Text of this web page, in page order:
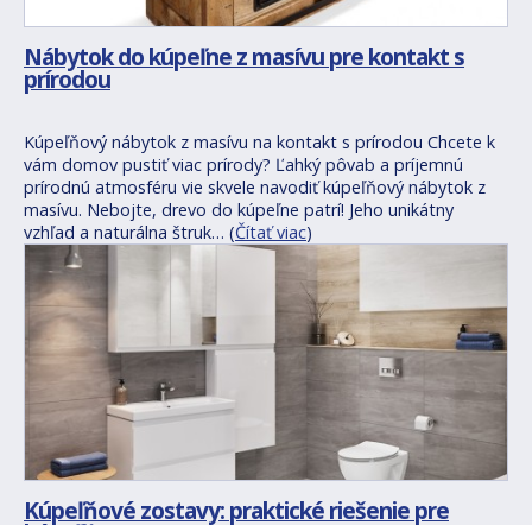
Nábytok do kúpeľne z masívu pre kontakt s
prírodou
Kúpeľňový nábytok z masívu na kontakt s prírodou Chcete k
vám domov pustiť viac prírody? Ľahký pôvab a príjemnú
prírodnú atmosféru vie skvele navodiť kúpeľňový nábytok z
masívu. Nebojte, drevo do kúpeľne patrí! Jeho unikátny
vzhľad a naturálna štruk… (Čítať viac)
Kúpeľňové zostavy: praktické riešenie pre